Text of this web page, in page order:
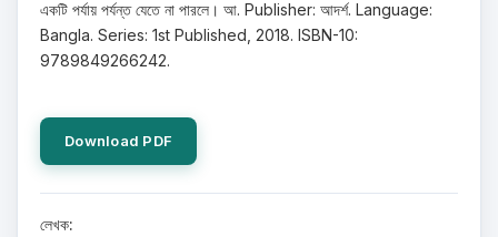
একটি পর্যায় পর্যন্ত যেতে না পারলে। আ. Publisher: আদর্শ. Language:
Bangla. Series: 1st Published, 2018. ISBN-10:
9789849266242.
Download PDF
লেখক: